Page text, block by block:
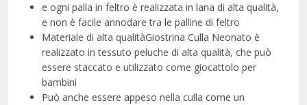
e ogni palla in feltro è realizzata in lana di alta qualità,
e non è facile annodare tra le palline di feltro
Materiale di alta qualitàGiostrina Culla Neonato è
realizzato in tessuto peluche di alta qualità, che può
essere staccato e utilizzato come giocattolo per
bambini
Può anche essere appeso nella culla come un